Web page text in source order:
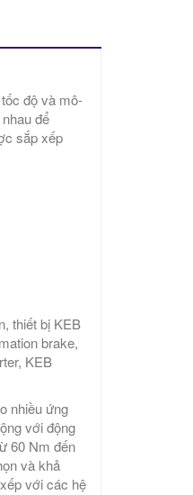
độ và mô-
để
sắp xếp
thiết bị KEB
brake,
KEB
nhiều ứng
với động
60 Nm đến
và khả
với các hệ